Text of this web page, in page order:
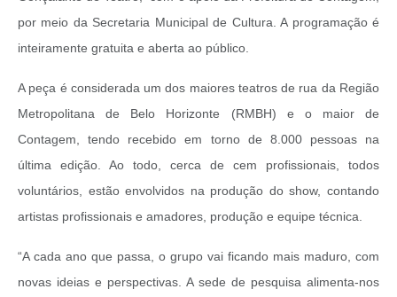
por meio da Secretaria Municipal de Cultura. A programação é
inteiramente gratuita e aberta ao público.
A peça é considerada um dos maiores teatros de rua da Região
Metropolitana de Belo Horizonte (RMBH) e o maior de
Contagem, tendo recebido em torno de 8.000 pessoas na
última edição. Ao todo, cerca de cem profissionais, todos
voluntários, estão envolvidos na produção do show, contando
artistas profissionais e amadores, produção e equipe técnica.
“A cada ano que passa, o grupo vai ficando mais maduro, com
novas ideias e perspectivas. A sede de pesquisa alimenta-nos